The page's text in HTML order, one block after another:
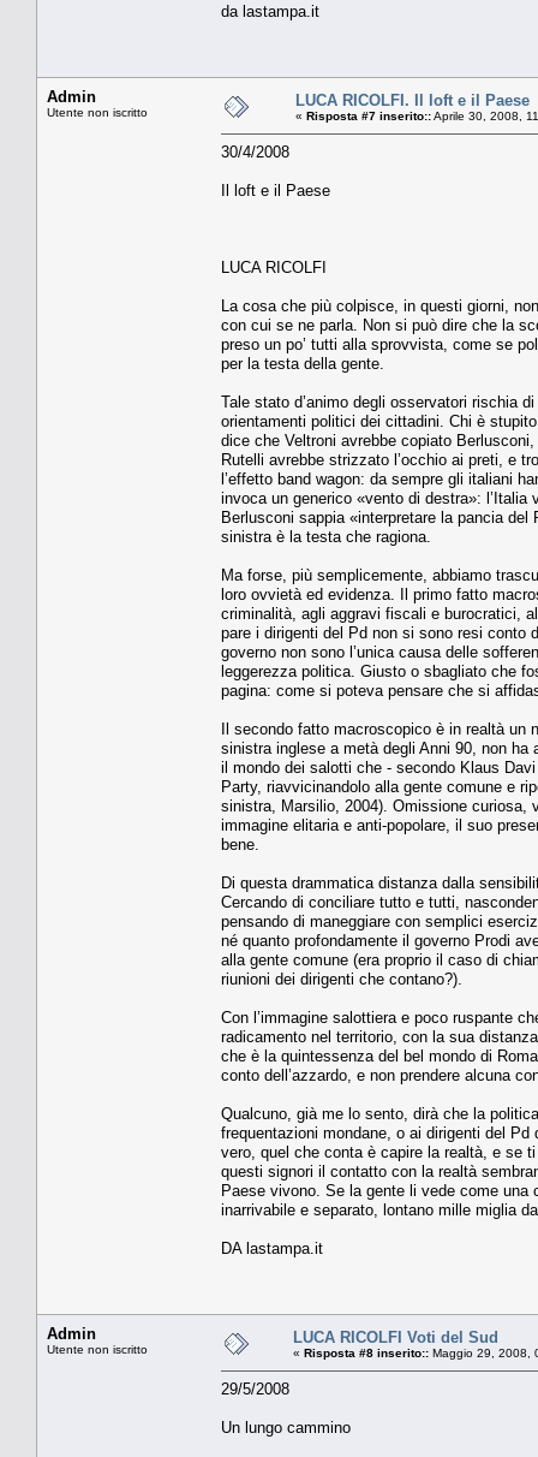
da lastampa.it
Admin
Utente non iscritto
LUCA RICOLFI. Il loft e il Paese
« Risposta #7 inserito::Aprile 30, 2008,
30/4/2008
Il loft e il Paese
LUCA RICOLFI
La cosa che più colpisce, in questi giorni,
con cui se ne parla. Non si può dire che la
preso un po’ tutti alla sprovvista, come se
per la testa della gente.
Tale stato d’animo degli osservatori rischia
orientamenti politici dei cittadini. Chi è
dice che Veltroni avrebbe copiato
Rutelli avrebbe strizzato l’occhio ai preti, e
l’effetto band wagon: da sempre gli italiani
invoca un generico «vento di destra»:
Berlusconi sappia «interpretare la pancia
sinistra è la testa che ragiona.
Ma forse, più semplicemente, abbiamo
loro ovvietà ed evidenza. Il primo fatto
criminalità, agli aggravi fiscali e burocratici,
pare i dirigenti del Pd non si sono resi conto
governo non sono l’unica causa delle
leggerezza politica. Giusto o sbagliato che
pagina: come si poteva pensare che si
Il secondo fatto macroscopico è in realtà un
sinistra inglese a metà degli Anni 90, non
il mondo dei salotti che - secondo Klaus
Party, riavvicinandolo alla gente comune e
sinistra, Marsilio, 2004). Omissione curiosa,
immagine elitaria e anti-popolare, il suo
bene.
Di questa drammatica distanza dalla
Cercando di conciliare tutto e tutti,
pensando di maneggiare con semplici
né quanto profondamente il governo Prodi
alla gente comune (era proprio il caso di
riunioni dei dirigenti che contano?).
Con l’immagine salottiera e poco ruspante
radicamento nel territorio, con la sua
che è la quintessenza del bel mondo di
conto dell’azzardo, e non prendere alcuna
Qualcuno, già me lo sento, dirà che la
frequentazioni mondane, o ai dirigenti del
vero, quel che conta è capire la realtà, e se
questi signori il contatto con la realtà
Paese vivono. Se la gente li vede come
inarrivabile e separato, lontano mille miglia
DA lastampa.it
Admin
Utente non iscritto
LUCA RICOLFI Voti del Sud
« Risposta #8 inserito:: Maggio 29, 2008,
29/5/2008
Un lungo cammino